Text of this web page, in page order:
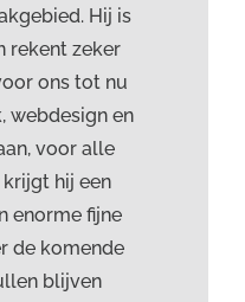
Hij is
rekent zeker
ons tot nu
webdesign en
voor alle
hij een
enorme fijne
de komende
blijven